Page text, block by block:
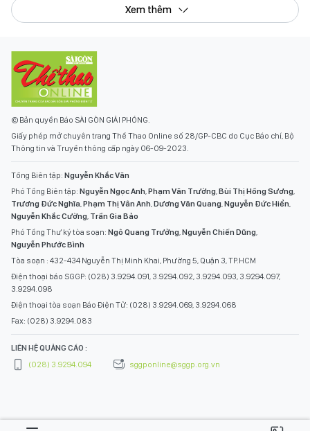
Xem thêm
© Bản quyền Báo SÀI GÒN GIẢI PHÓNG.
Giấy phép mở chuyên trang Thể Thao Online số 28/GP-CBC do Cục Báo chí, Bộ
Thông tin và Truyền thông cấp ngày 06-09-2023.
Tổng Biên tập: Nguyễn Khắc Văn
Phó Tổng Biên tập: Nguyễn Ngọc Anh,Phạm Văn Trường,Bùi Thị Hồng Sương,
Trương Đức Nghĩa,Phạm Thị Vân Anh,Dương Văn Quang,Nguyễn Đức Hiển,
Nguyễn Khắc Cường, Trần Gia Bảo
Phó Tổng Thư ký tòa soạn: Ngô Quang Trưởng,Nguyễn Chiến Dũng,
Nguyễn Phước Bình
Tòa soạn : 432-434 Nguyễn Thị Minh Khai, Phường 5, Quận 3, TP.HCM
Điện thoại báo SGGP: (028) 3.9294.091, 3.9294.092, 3.9294.093, 3.9294.097,
3.9294.098
Điện thoại tòa soạn Báo Điện Tử: (028) 3.9294.069, 3.9294.068
Fax: (028) 3.9294.083
LIÊN HỆ QUẢNG CÁO :
(028) 3.9294.094
sggponline@sggp.org.vn